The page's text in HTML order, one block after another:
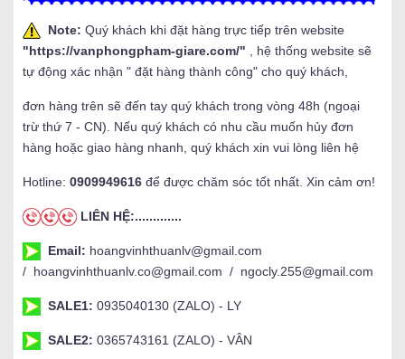
Note: Quý khách khi đặt hàng trực tiếp trên website
"https://vanphongpham-giare.com/"
, hệ thống website sẽ
tự động xác nhận " đặt hàng thành công" cho quý khách,
đơn hàng trên sẽ đến tay quý khách trong vòng 48h (ngoại
trừ thứ 7 - CN). Nếu quý khách có nhu cầu muốn hủy đơn
hàng hoặc giao hàng nhanh, quý khách xin vui lòng liên hệ
Hotline: 0909949616 để được chăm sóc tốt nhất. Xin cảm ơn!
LIÊN HỆ:.............
Email: hoangvinhthuanlv@gmail.com
/ hoangvinhthuanlv.co@gmail.com / ngocly.255@gmail.com
SALE1: 0935040130 (ZALO) - LY
SALE2: 0365743161 (ZALO) - VÂN